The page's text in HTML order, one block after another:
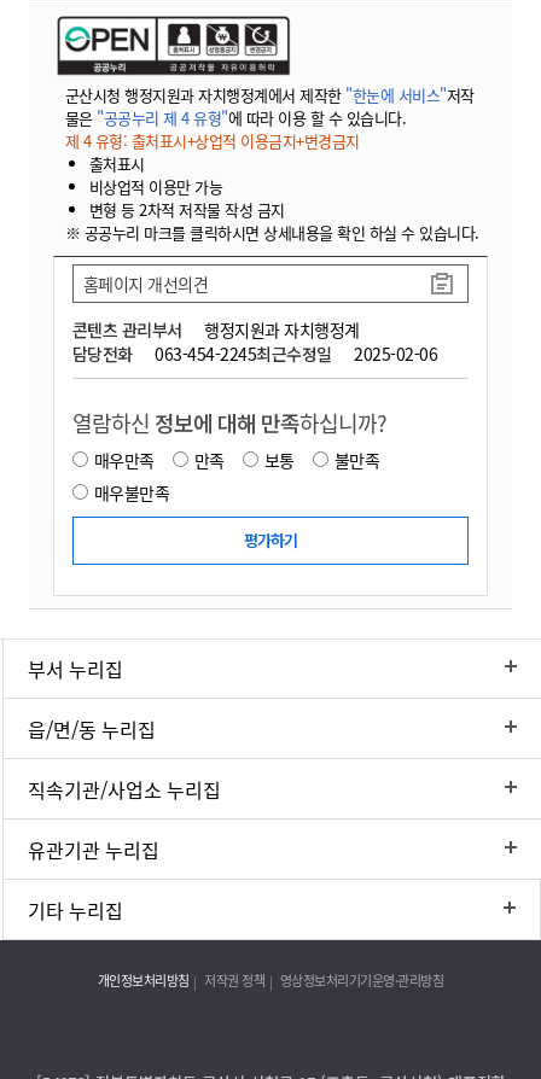
군산시청 행정지원과 자치행정계에서 제작한 "한눈에 서비스"저작
물은 "공공누리 제 4 유형"에 따라 이용 할 수 있습니다.
제 4 유형: 출처표시+상업적 이용금지+변경금지
출처표시
비상업적 이용만 가능
변형 등 2차적 저작물 작성 금지
※ 공공누리 마크를 클릭하시면 상세내용을 확인 하실 수 있습니다.
콘텐츠 관리부서
행정지원과 자치행정계
담당전화
063-454-2245최근수정일 2025-02-06
홈페이지 개선의견
열람하신 정보에 대해 만족하십니까?
매우만족 만족 보통
불만족
매우불만족
부서 누리집
읍/면/동 누리집
직속기관/사업소 누리집
유관기관 누리집
기타 누리집
개인정보처리방침 저작권 정책 영상정보처리기기운영·관리방침